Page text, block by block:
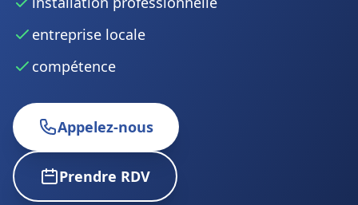
entreprise locale
compétence
Appelez-nous
Prendre RDV